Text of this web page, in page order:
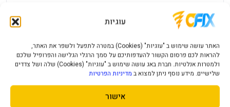
עוגיות
האתר עושה שימוש ב "עוגיות" (Cookies) במטרה לתפעל ולשפר את האתר,
להראות לכם פרסום הקשור להעדפותיכם על סמך הרגלי הגלישה והפרופיל שלכם
ולמטרות אנלטיות. חברת באג עושה שימוש ב "עוגיות" (Cookies) שלה ושל צדדים
שלישיים. מידע נוסף ניתן למצוא ב מדיניות הפרטיות
אישור
מפרט
PS4 MAFIA TRILOGY PLAYSTATION
פרטי המוצר יעודכנו בקרוב.